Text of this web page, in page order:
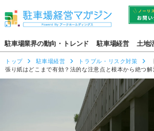
駐車場業界の動向・トレンド 駐車場経営 土地
トップ 駐車場経営 トラブル・リスク対策
張り紙はどこまで有効？法的な注意点と根本から絶つ解